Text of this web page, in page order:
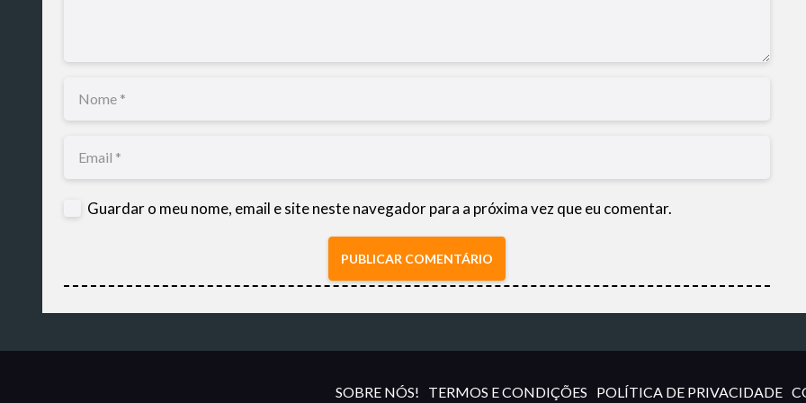
Guardar o meu nome, email e site neste navegador para a próxima vez que eu comentar.
PUBLICAR COMENTÁRIO
SOBRE NÓS! TERMOS E CONDIÇÕES POLÍTICA DE PRIVACIDADE